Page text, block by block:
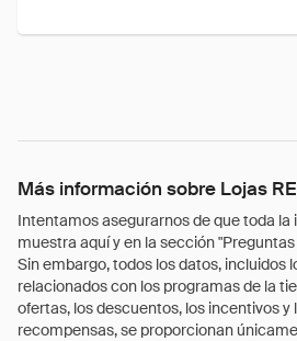
Más información sobre Lojas
Intentamos asegurarnos de que toda la
muestra aquí y en la sección
Sin embargo, todos los datos, incluidos
relacionados con los programas de la
ofertas, los descuentos, los incentivos y
recompensas, se proporcionan